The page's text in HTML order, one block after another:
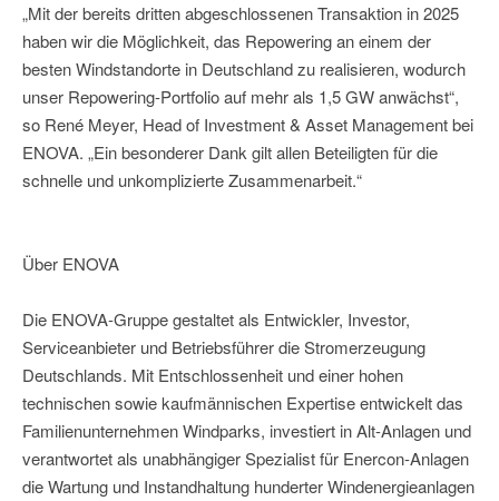
„Mit der bereits dritten abgeschlossenen Transaktion in 2025
haben wir die Möglichkeit, das Repowering an einem der
besten Windstandorte in Deutschland zu realisieren, wodurch
unser Repowering-Portfolio auf mehr als 1,5 GW anwächst“,
so René Meyer, Head of Investment & Asset Management bei
ENOVA. „Ein besonderer Dank gilt allen Beteiligten für die
schnelle und unkomplizierte Zusammenarbeit.“
Über ENOVA
Die ENOVA-Gruppe gestaltet als Entwickler, Investor,
Serviceanbieter und Betriebsführer die Stromerzeugung
Deutschlands. Mit Entschlossenheit und einer hohen
technischen sowie kaufmännischen Expertise entwickelt das
Familienunternehmen Windparks, investiert in Alt-Anlagen und
verantwortet als unabhängiger Spezialist für Enercon-Anlagen
die Wartung und Instandhaltung hunderter Windenergieanlagen